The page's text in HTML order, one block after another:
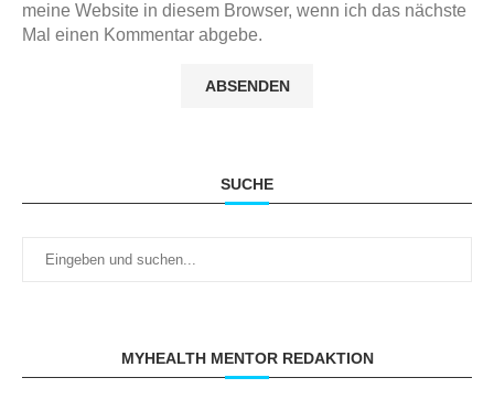
meine Website in diesem Browser, wenn ich das nächste
Mal einen Kommentar abgebe.
SUCHE
MYHEALTH MENTOR REDAKTION